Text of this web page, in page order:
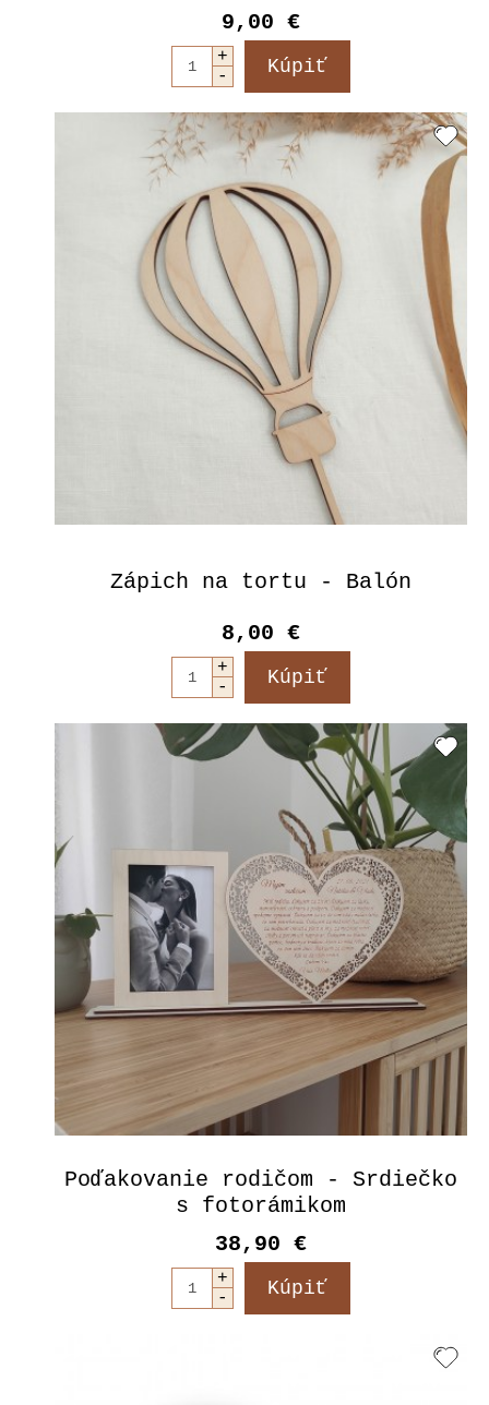
9,00 €
Zápich na tortu - Balón
8,00 €
Poďakovanie rodičom - Srdiečko
s fotorámikom
38,90 €